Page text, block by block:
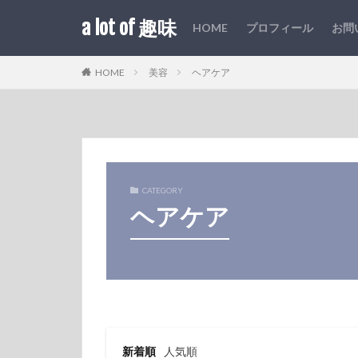
a lot of 趣味 HOME プロフィール お問
HOME 美容 ヘアケア
CATEGORY
ヘアケア
新着順 人気順